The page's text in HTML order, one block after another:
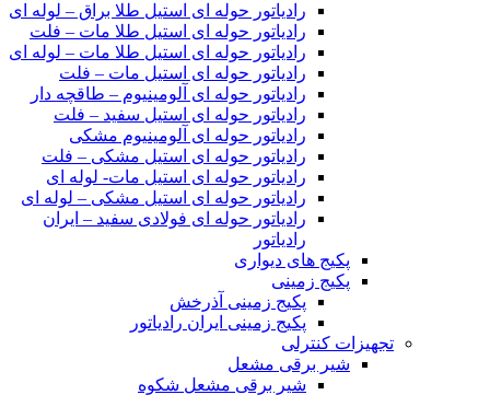
رادیاتور حوله ای استیل طلا براق – لوله ای
رادیاتور حوله ای استیل طلا مات – فلت
رادیاتور حوله ای استیل طلا مات – لوله ای
رادیاتور حوله ای استیل مات – فلت
رادیاتور حوله ای آلومینیوم – طاقچه دار
رادیاتور حوله ای استیل سفید – فلت
رادیاتور حوله ای آلومینیوم مشکی
رادیاتور حوله ای استیل مشکی – فلت
رادیاتور حوله ای استیل مات- لوله ای
رادیاتور حوله ای استیل مشکی – لوله ای
رادیاتور حوله ای فولادی سفید – ایران
رادیاتور
پکیج های دیواری
پکیج زمینی
پکیج زمینی آذرخش
پکیج زمینی ایران رادیاتور
تجهیزات کنترلی
شیر برقی مشعل
شیر برقی مشعل شکوه